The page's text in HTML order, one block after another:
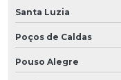
Santa Luzia
Poços de Caldas
Pouso Alegre